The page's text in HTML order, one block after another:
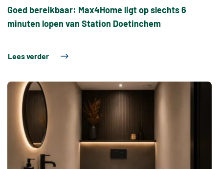
Goed bereikbaar: Max4Home ligt op slechts 6
minuten lopen van Station Doetinchem
Lees verder